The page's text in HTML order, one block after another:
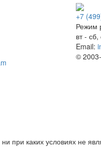
+7
Режим
вт -
Email:
©
при каких условиях не